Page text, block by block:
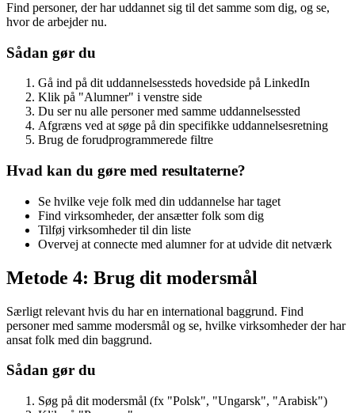
Find personer, der har uddannet sig til det samme som dig, og se,
hvor de arbejder nu.
Sådan gør du
Gå ind på dit uddannelsessteds hovedside på LinkedIn
Klik på "Alumner" i venstre side
Du ser nu alle personer med samme uddannelsessted
Afgræns ved at søge på din specifikke uddannelsesretning
Brug de forudprogrammerede filtre
Hvad kan du gøre med resultaterne?
Se hvilke veje folk med din uddannelse har taget
Find virksomheder, der ansætter folk som dig
Tilføj virksomheder til din liste
Overvej at connecte med alumner for at udvide dit netværk
Metode 4: Brug dit modersmål
Særligt relevant hvis du har en international baggrund. Find
personer med samme modersmål og se, hvilke virksomheder der har
ansat folk med din baggrund.
Sådan gør du
Søg på dit modersmål (fx "Polsk", "Ungarsk", "Arabisk")